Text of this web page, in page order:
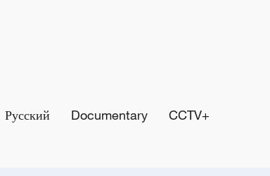
Русский Documentary CCTV+